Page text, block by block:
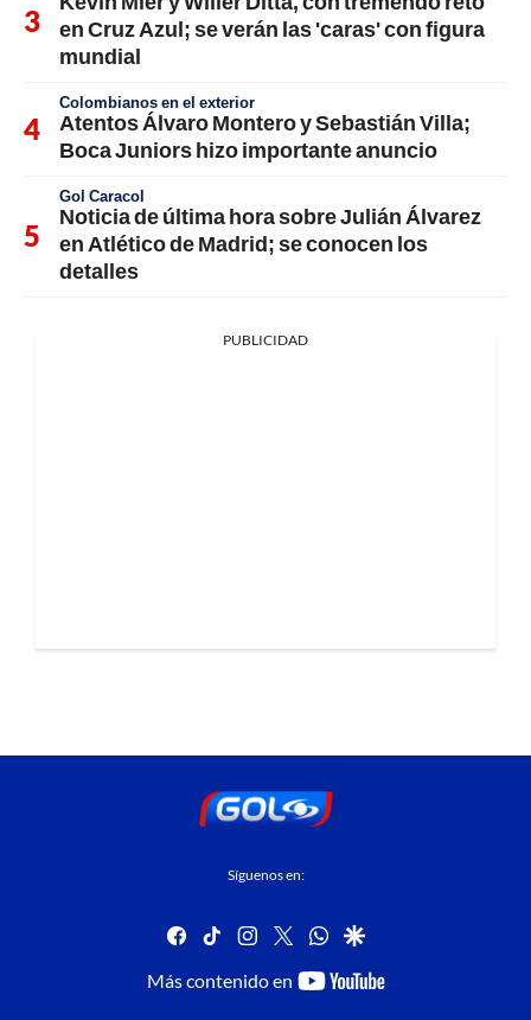
en Cruz Azul; se verán las 'caras' con figura
mundial
Colombianos en el exterior
Atentos Álvaro Montero y Sebastián Villa;
Boca Juniors hizo importante anuncio
Gol Caracol
Noticia de última hora sobre Julián Álvarez
en Atlético de Madrid; se conocen los
detalles
PUBLICIDAD
Síguenos en:
facebook
tiktok instagram
twitterwhatsapp
google
Más contenido en
youtube-